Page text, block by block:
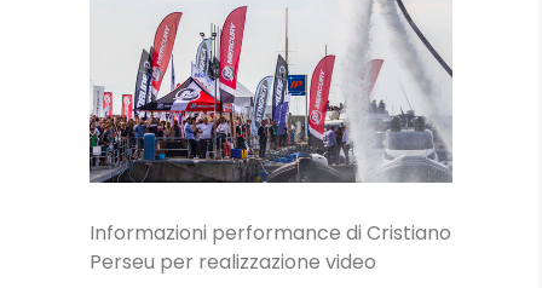
LEZIONI
Informazioni performance di Cristiano
Perseu per realizzazione video